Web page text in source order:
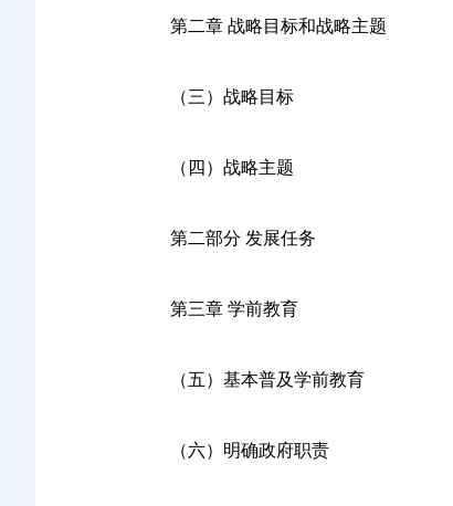
第二章 战略目标和战略主题
（三）战略目标
（四）战略主题
第二部分 发展任务
第三章 学前教育
（五）基本普及学前教育
（六）明确政府职责